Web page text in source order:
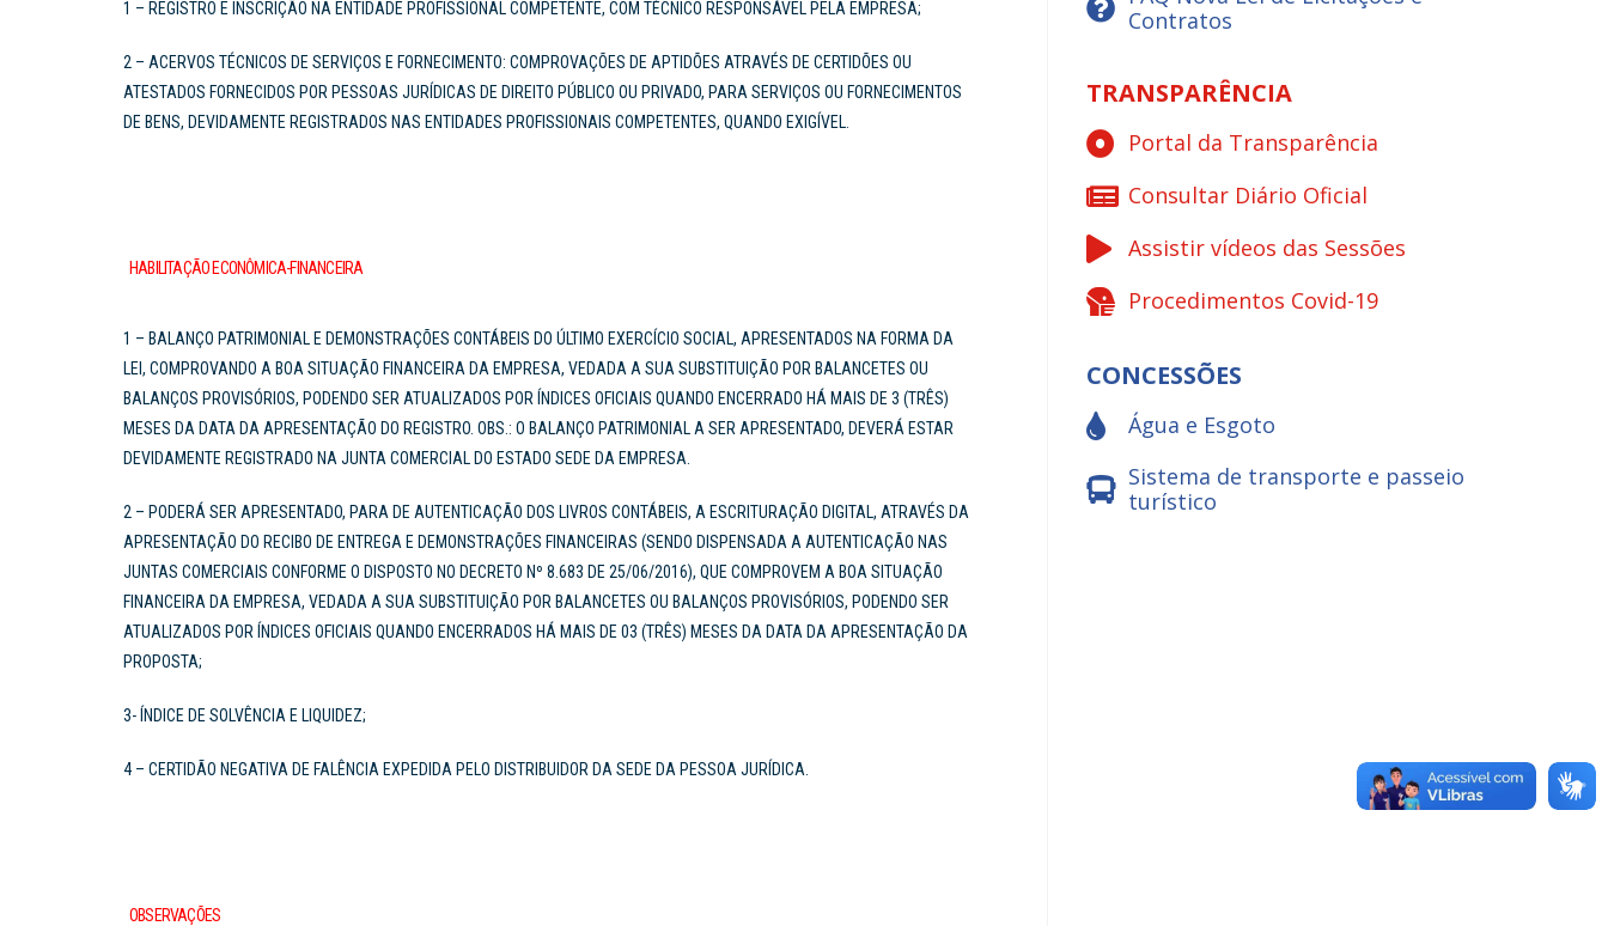
1 – REGISTRO E INSCRIÇÃO NA ENTIDADE PROFISSIONAL COMPETENTE, COM TÉCNICO RESPONSÁVEL PELA EMPRESA;
2 – ACERVOS TÉCNICOS DE SERVIÇOS E FORNECIMENTO: COMPROVAÇÕES DE APTIDÕES ATRAVÉS DE CERTIDÕES OU
ATESTADOS FORNECIDOS POR PESSOAS JURÍDICAS DE DIREITO PÚBLICO OU PRIVADO, PARA SERVIÇOS OU FORNECIMENTOS
DE BENS, DEVIDAMENTE REGISTRADOS NAS ENTIDADES PROFISSIONAIS COMPETENTES, QUANDO EXIGÍVEL.
HABILITAÇÃO ECONÔMICA-FINANCEIRA
1 – BALANÇO PATRIMONIAL E DEMONSTRAÇÕES CONTÁBEIS DO ÚLTIMO EXERCÍCIO SOCIAL, APRESENTADOS NA FORMA DA
LEI, COMPROVANDO A BOA SITUAÇÃO FINANCEIRA DA EMPRESA, VEDADA A SUA SUBSTITUIÇÃO POR BALANCETES OU
BALANÇOS PROVISÓRIOS, PODENDO SER ATUALIZADOS POR ÍNDICES OFICIAIS QUANDO ENCERRADO HÁ MAIS DE 3 (TRÊS)
MESES DA DATA DA APRESENTAÇÃO DO REGISTRO. OBS.: O BALANÇO PATRIMONIAL A SER APRESENTADO, DEVERÁ ESTAR
DEVIDAMENTE REGISTRADO NA JUNTA COMERCIAL DO ESTADO SEDE DA EMPRESA.
2 – PODERÁ SER APRESENTADO, PARA DE AUTENTICAÇÃO DOS LIVROS CONTÁBEIS, A ESCRITURAÇÃO DIGITAL, ATRAVÉS DA
APRESENTAÇÃO DO RECIBO DE ENTREGA E DEMONSTRAÇÕES FINANCEIRAS (SENDO DISPENSADA A AUTENTICAÇÃO NAS
JUNTAS COMERCIAIS CONFORME O DISPOSTO NO DECRETO Nº 8.683 DE 25/06/2016), QUE COMPROVEM A BOA SITUAÇÃO
FINANCEIRA DA EMPRESA, VEDADA A SUA SUBSTITUIÇÃO POR BALANCETES OU BALANÇOS PROVISÓRIOS, PODENDO SER
ATUALIZADOS POR ÍNDICES OFICIAIS QUANDO ENCERRADOS HÁ MAIS DE 03 (TRÊS) MESES DA DATA DA APRESENTAÇÃO DA
PROPOSTA;
3- ÍNDICE DE SOLVÊNCIA E LIQUIDEZ;
4 – CERTIDÃO NEGATIVA DE FALÊNCIA EXPEDIDA PELO DISTRIBUIDOR DA SEDE DA PESSOA JURÍDICA.
OBSERVAÇÕES
Contratos
TRANSPARÊNCIA
Portal da Transparência
Consultar Diário Oficial
Assistir vídeos das Sessões
Procedimentos Covid-19
CONCESSÕES
Água e Esgoto
Sistema de transporte e passeio
turístico